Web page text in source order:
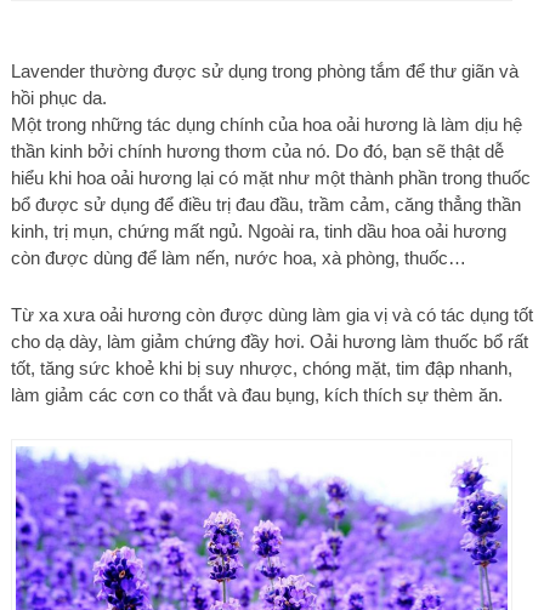
Lavender thường được sử dụng trong phòng tắm để thư giãn và
hồi phục da.
Một trong những tác dụng chính của hoa oải hương là làm dịu hệ
thần kinh bởi chính hương thơm của nó. Do đó, bạn sẽ thật dễ
hiểu khi hoa oải hương lại có mặt như một thành phần trong thuốc
bổ được sử dụng để điều trị đau đầu, trầm cảm, căng thẳng thần
kinh, trị mụn, chứng mất ngủ. Ngoài ra, tinh dầu hoa oải hương
còn được dùng để làm nến, nước hoa, xà phòng, thuốc…
Từ xa xưa oải hương còn được dùng làm gia vị và có tác dụng tốt
cho dạ dày, làm giảm chứng đầy hơi. Oải hương làm thuốc bổ rất
tốt, tăng sức khoẻ khi bị suy nhược, chóng mặt, tim đập nhanh,
làm giảm các cơn co thắt và đau bụng, kích thích sự thèm ăn.